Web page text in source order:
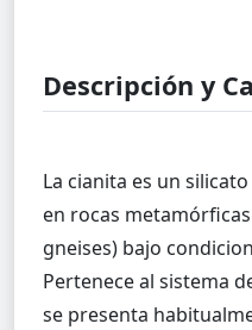
Descripción y
La cianita es un
en rocas
gneises) bajo
Pertenece al sistema
se presenta